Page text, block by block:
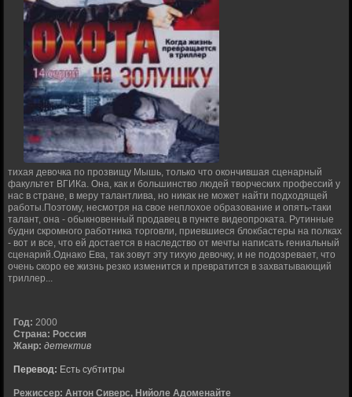
тихая девочка по прозвищу Мышь, только что окончившая сценарный
факультет ВГИКа. Она, как и большинство людей творческих профессий у
нас в стране, в меру талантлива, но никак не может найти подходящей
работы.Поэтому, несмотря на свое неплохое образование и опять-таки
талант, она - обыкновенный продавец в пункте видеопроката. Рутинные
будни скромного работника торговли, приевшиеся блокбастеры на полках
- вот и все, что ей достается в наследство от мечты написать гениальный
сценарий.Однако Ева, так зовут эту тихую девочку, и не подозревает, что
очень скоро ее жизнь резко изменится и превратится в захватывающий
триллер...
Год: 2000
Страна: Россия
Жанр: детектив
Перевод: Есть субтитры
Режиссер: Антон Сиверс, Нийоле Адоменайте